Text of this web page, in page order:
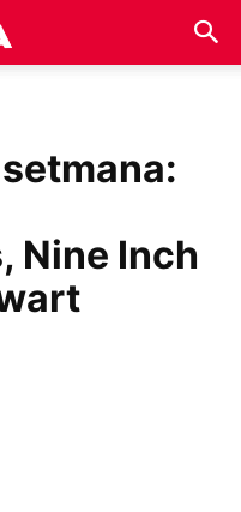
Nine Inch